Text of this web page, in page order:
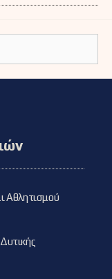
Αθλητισμού